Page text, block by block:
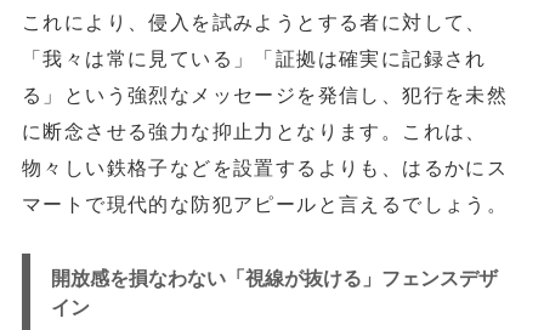
これにより、侵入を試みようとする者に対して、
「我々は常に見ている」「証拠は確実に記録され
る」という強烈なメッセージを発信し、犯行を未然
に断念させる強力な抑止力となります。これは、
物々しい鉄格子などを設置するよりも、はるかにス
マートで現代的な防犯アピールと言えるでしょう。
開放感を損なわない「視線が抜ける」フェンスデザ
イン